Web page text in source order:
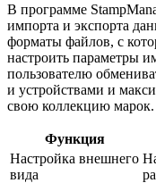
В программе
импорта и экспорта
форматы файлов, с
настроить параметры
пользователю
и устройствами и
свою коллекцию марок.
Функция
Настройка внешнего
вида